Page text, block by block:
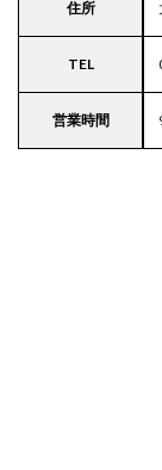
住所
TEL
営業時間